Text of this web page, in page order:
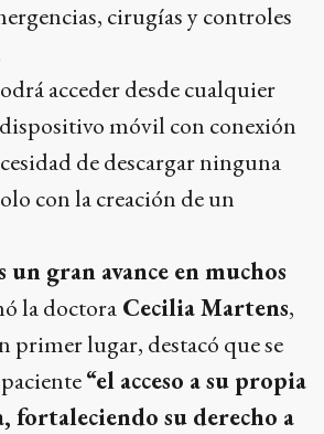
cirugías y controles
acceder desde cualquier
móvil con conexión
de descargar ninguna
con la creación de un
un gran avance en muchos
la doctora Cecilia Martens,
primer lugar, destacó que se
“el acceso a su propia
fortaleciendo su derecho a